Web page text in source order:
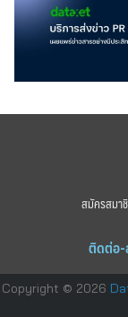
สมัครสมา
ติดต่อ-
Copyright © 2026